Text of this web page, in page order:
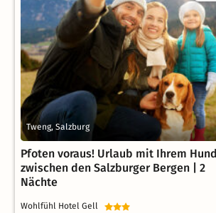
Tweng, Salzburg
Pfoten voraus! Urlaub mit Ihrem Hund
zwischen den Salzburger Bergen | 2
Nächte
Wohlfühl Hotel Gell